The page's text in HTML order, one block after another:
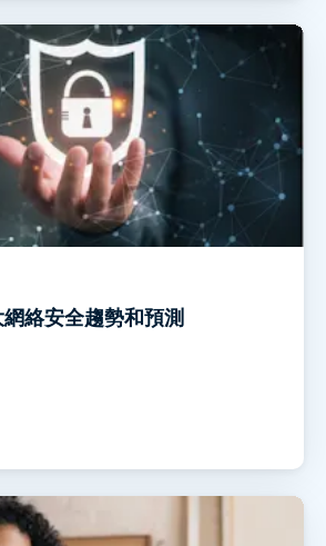
絡安全趨勢和預測